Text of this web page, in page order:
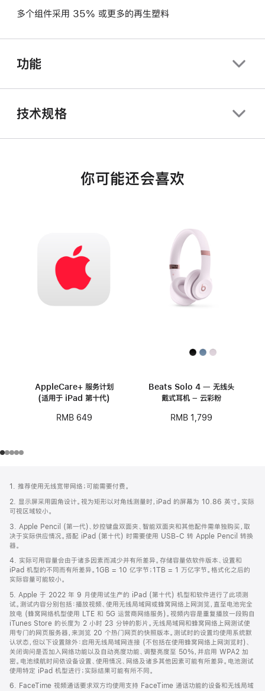
多个组件采用 35% 或更多的再生塑料
功能
技术规格
你可能还会喜欢
AppleCare+ 服务计划
(适用于 iPad 第十代)
RMB 649
Beats Solo 4 — 无线头
戴式耳机 – 云彩粉
RMB 1,799
页
脚
注
1. 推荐使用无线宽带网络；可能需要付费。
2. 显示屏采用圆角设计。视为矩形以对角线测量时，iPad 的屏幕为 10.86 英寸。实际
可视区域较小。
3. Apple Pencil (第一代)、妙控键盘双面夹、智能双面夹和其他配件需单独购买，取
决于实际供应情况。搭配 iPad (第十代) 时需要使用 USB-C 转 Apple Pencil 转换
器。
4. 实际可用容量会由于诸多因素而减少并有所差异。存储容量依软件版本、设置和
iPad 机型的不同而有所差异。1GB = 10 亿字节；1TB = 1 万亿字节。格式化之后的
实际容量可能较小。
5. Apple 于 2022 年 9 月使用试生产的 iPad (第十代) 机型和软件进行了此项测
试。测试内容分别包括：播放视频、使用无线局域网或蜂窝网络上网浏览，直至电池完全
放电 (蜂窝网络机型使用 LTE 和 5G 运营商网络服务)。视频内容是重复播放一段购自
iTunes Store 的长度为 2 小时 23 分钟的影片。无线局域网和蜂窝网络上网测试使
用专门的网页服务器，来浏览 20 个热门网页的快照版本。测试时的设置均使用系统默
认状态，但以下设置除外：启用无线局域网连接 (不包括在使用蜂窝网络上网浏览时)、
关闭询问是否加入网络功能以及自动亮度功能、调整亮度至 50%，并启用 WPA2 加
密。电池续航时间依设备设置、使用情况、网络及诸多其他因素可能有所差异。电池测试
使用特定 iPad 机型进行；实际结果可能有所不同。
6. FaceTime 视频通话要求双方均使用支持 FaceTime 通话功能的设备和无线局域